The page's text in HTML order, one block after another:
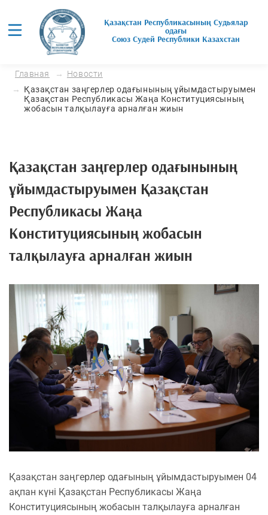
Қазақстан Республикасының Судьялар
одағы
Союз Cудей Республики Казахстан
Главная
Новости
Қазақстан заңгерлер одағынының ұйымдастыруымен
Қазақстан Республикасы Жаңа Конституциясының
жобасын талқылауға арналған жиын
Қазақстан заңгерлер одағынының
ұйымдастыруымен Қазақстан
Республикасы Жаңа
Конституциясының жобасын
талқылауға арналған жиын
Қазақстан заңгерлер одағының ұйымдастыруымен 04
ақпан күні Қазақстан Республикасы Жаңа
Конституциясының жобасын талқылауға арналған